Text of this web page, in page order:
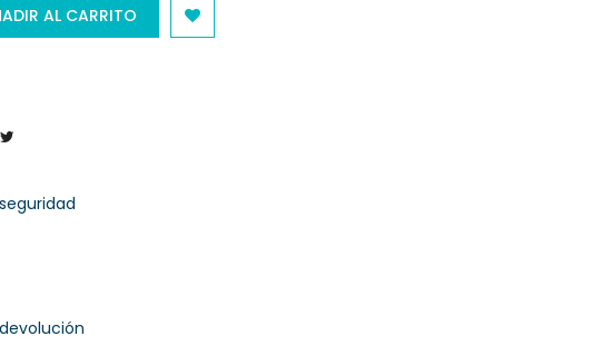
AL CARRITO